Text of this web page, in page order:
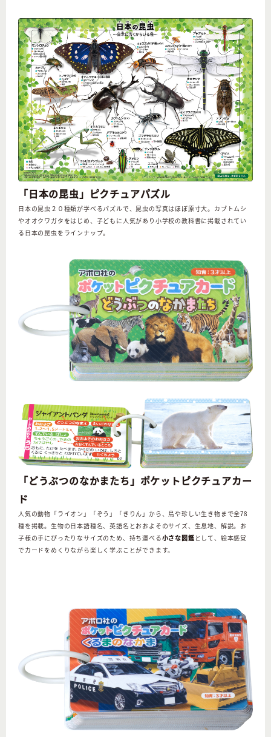
「日本の昆虫」ピクチュアパズル
日本の昆虫２０種類が学べるパズルで、昆虫の写真はほぼ原寸大。カブトムシ
やオオクワガタをはじめ、子どもに人気があり小学校の教科書に掲載されてい
る日本の昆虫をラインナップ。
「どうぶつのなかまたち」ポケットピクチュアカー
ド
人気の動物「ライオン」「ぞう」「きりん」から、鳥や珍しい生き物まで全78
種を掲載。 生物の日本語種名、英語名とおおよそのサイズ、生息地、解説。お
子様の手にぴったりなサイズのため、持ち運べる小さな図鑑 として、絵本感覚
でカードをめくりながら楽しく学ぶことができます。